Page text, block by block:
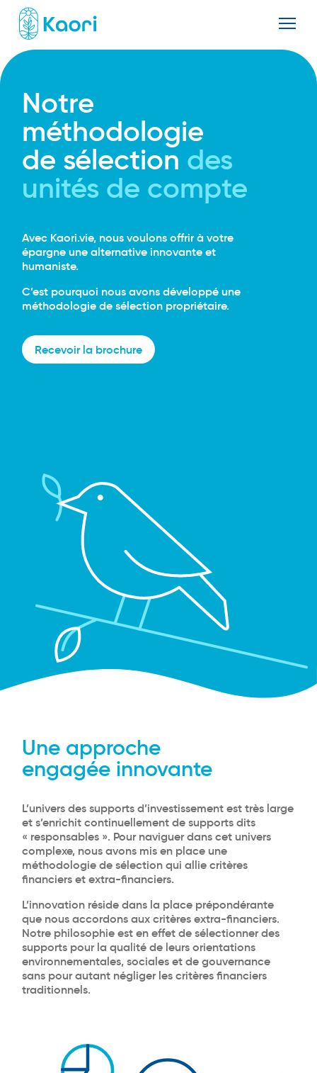
Notre
méthodologie
de sélection des
unités de compte
Avec Kaori.vie, nous voulons offrir à votre
épargne une alternative innovante et
humaniste.
C’est pourquoi nous avons développé une
méthodologie de sélection propriétaire.
Recevoir la brochure
Une approche
engagée innovante
L’univers des supports d’investissement est très large
et s’enrichit continuellement de supports dits
« responsables ». Pour naviguer dans cet univers
complexe, nous avons mis en place une
méthodologie de sélection qui allie critères
financiers et extra-financiers.
L’innovation réside dans la place prépondérante
que nous accordons aux critères extra-financiers.
Notre philosophie est en effet de sélectionner des
supports pour la qualité de leurs orientations
environnementales, sociales et de gouvernance
sans pour autant négliger les critères financiers
traditionnels.